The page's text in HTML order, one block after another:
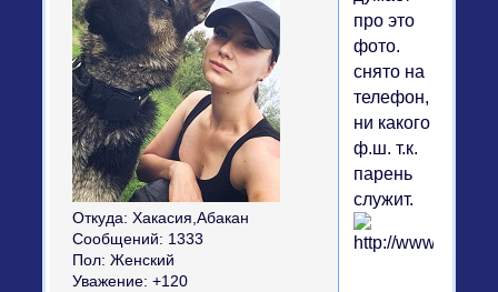
Откуда: Хакасия,Абакан
Сообщений: 1333
Пол: Женский
Уважение: +120
про это
фото.
снято на
телефон,
ни какого
ф.ш. т.к.
парень
служит.